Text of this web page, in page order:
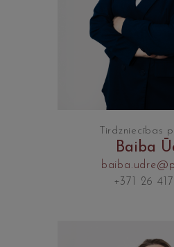
Tirdzniecības
Baiba
+371 26